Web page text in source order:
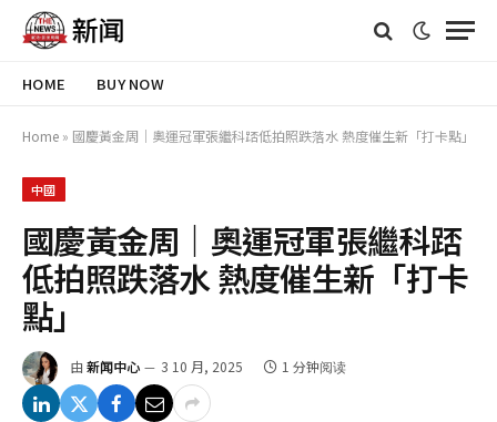
HOME BUY NOW
Home » 國慶黃金周｜奧運冠軍張繼科踎低拍照跌落水 熱度催生新「打卡點」
中國
國慶黃金周｜奧運冠軍張繼科踎
低拍照跌落水 熱度催生新「打卡
點」
由 新闻中心 3 10 月, 2025 1 分钟阅读